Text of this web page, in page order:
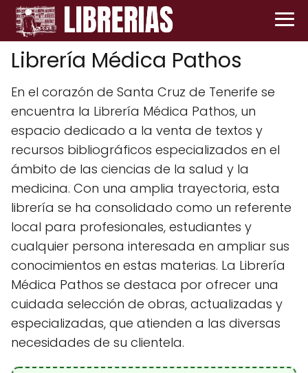
Librería Médica Pathos
En el corazón de Santa Cruz de Tenerife se
encuentra la Librería Médica Pathos, un
espacio dedicado a la venta de textos y
recursos bibliográficos especializados en el
ámbito de las ciencias de la salud y la
medicina. Con una amplia trayectoria, esta
librería se ha consolidado como un referente
local para profesionales, estudiantes y
cualquier persona interesada en ampliar sus
conocimientos en estas materias. La Librería
Médica Pathos se destaca por ofrecer una
cuidada selección de obras, actualizadas y
especializadas, que atienden a las diversas
necesidades de su clientela.